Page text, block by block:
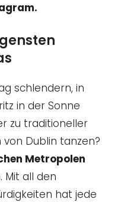
schlendern, in
in der Sonne
zu traditioneller
von Dublin tanzen?
Metropolen
Mit all den
hat jede